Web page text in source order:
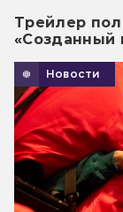
Трейлер
«Созданный
Новости